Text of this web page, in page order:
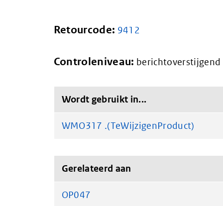
Retourcode: 9412
Controleniveau: berichtoverstijgend
Wordt gebruikt in...
WMO317 .(TeWijzigenProduct)
Gerelateerd aan
OP047